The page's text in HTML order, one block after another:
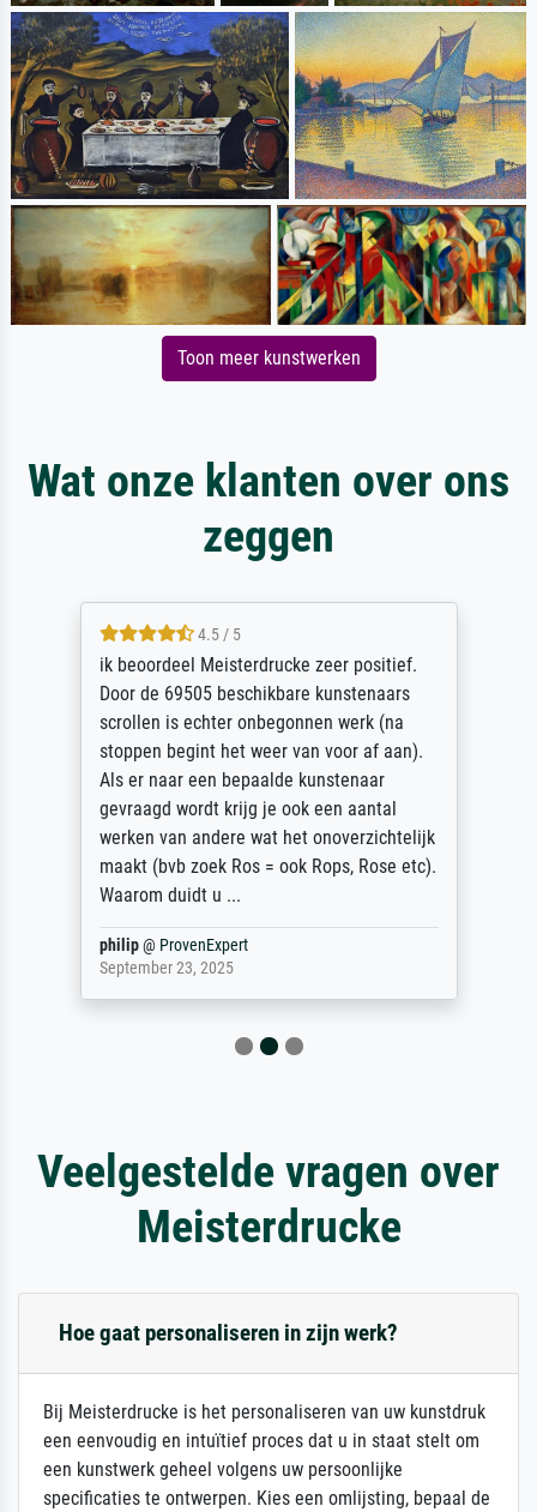
Toon meer kunstwerken
Wat onze klanten over ons
zeggen
4.5 / 5
ik beoordeel Meisterdrucke zeer positief.
Door de 69505 beschikbare kunstenaars
scrollen is echter onbegonnen werk (na
stoppen begint het weer van voor af aan).
Als er naar een bepaalde kunstenaar
gevraagd wordt krijg je ook een aantal
werken van andere wat het onoverzichtelijk
maakt (bvb zoek Ros = ook Rops, Rose etc).
Waarom duidt u ...
philip@ ProvenExpert
September 23, 2025
Veelgestelde vragen over
Meisterdrucke
Hoe gaat personaliseren in zijn werk?
Bij Meisterdrucke is het personaliseren van uw kunstdruk
een eenvoudig en intuïtief proces dat u in staat stelt om
een kunstwerk geheel volgens uw persoonlijke
specificaties te ontwerpen. Kies een omlijsting, bepaal de